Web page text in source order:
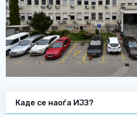
Каде се наоѓа ИЈЗ?